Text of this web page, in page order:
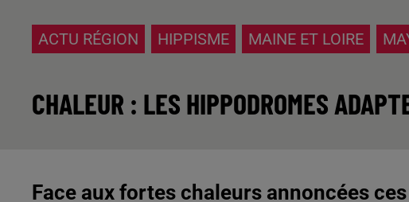
ACTU RÉGION HIPPISME MAINE ET LOIRE
CHALEUR : LES HIPPODROMES
Face aux fortes chaleurs annoncées